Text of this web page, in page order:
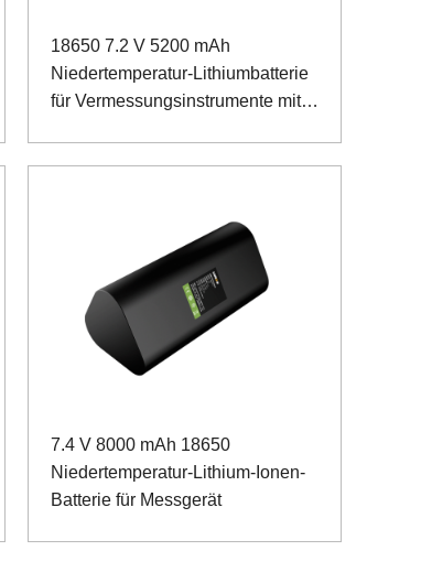
18650 7.2 V 5200 mAh
Niedertemperatur-Lithiumbatterie
für Vermessungsinstrumente mit
7.4 V 8000 mAh 18650
Niedertemperatur-Lithium-Ionen-
Batterie für Messgerät